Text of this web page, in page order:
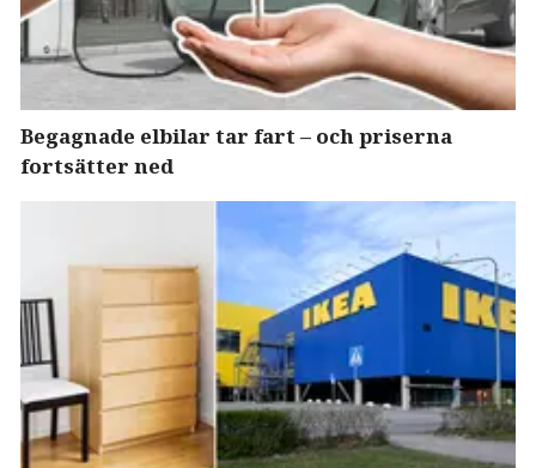
Begagnade elbilar tar fart – och priserna
fortsätter ned